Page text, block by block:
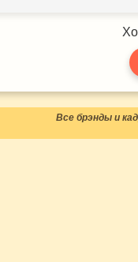
Все брэнды и